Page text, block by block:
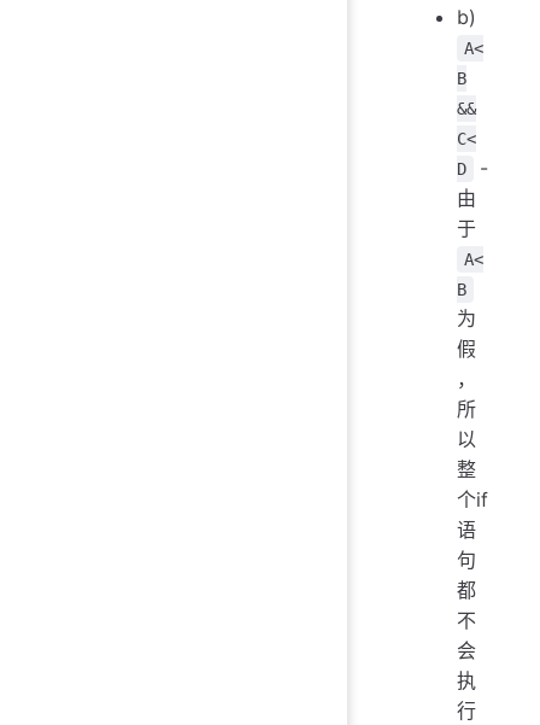
b)
A<
B
&&
C<
D
-
由
于
A<
B
为
假
，
所
以
整
个if
语
句
都
不
会
执
行